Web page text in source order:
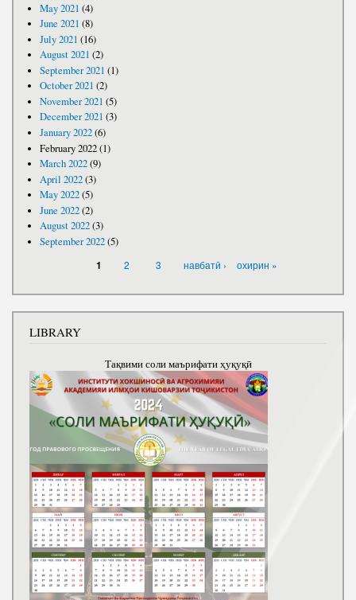
May 2021 (4)
June 2021 (8)
July 2021 (16)
August 2021 (2)
September 2021 (1)
October 2021 (2)
November 2021 (5)
December 2021 (3)
January 2022(6)
February 2022(1)
March 2022(9)
April 2022(3)
May 2022(5)
June 2022(2)
August 2022(3)
September 2022(5)
1 2 3 навбатӣ › охирин »
LIBRARY
Тақвими соли маърифати ҳуқуқӣ